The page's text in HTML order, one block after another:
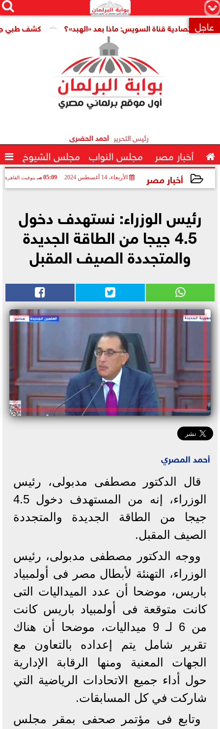
×


 عاجل كشف طبي جديد قناة السويس: ماذا بعد «الهبد»؟
رئيس التحرير أحمد الحضرى
 أخبار مصر مجلس النواب مجلس الشيوخ 
أخبار مصر الأربعاء، 14 أغسطس 2024 05:09 مـ بتوقيت القاهرة
رئيس الوزراء: نستهدف دخول
4.5 جيجا من الطاقة الجديدة
والمتجددة الصيف المقبل
أحمد المصري
قال الدكتور مصطفى مدبولى، رئيس
الوزراء، إنه من المستهدف دخول 4.5
جيجا من الطاقة الجديدة والمتجددة
الصيف المقبل.
ووجه الدكتور مصطفى مدبولى، رئيس
الوزراء، التهنئة لأبطال مصر فى أولمبياد
باريس، موضحا أن عدد الميداليات التى
كانت متوقعة فى أولمبياد باريس كانت
من 6 لـ 9 ميداليات، موضحا أن هناك
تقرير شامل يتم إعداده بالتعاون مع
الجهات المعنية ومنها الرقابة الإدارية
حول أداء جميع الاتحادات الرياضية التي
شاركت في كل المسابقات.
وتابع فى مؤتمر صحفى بمقر مجلس